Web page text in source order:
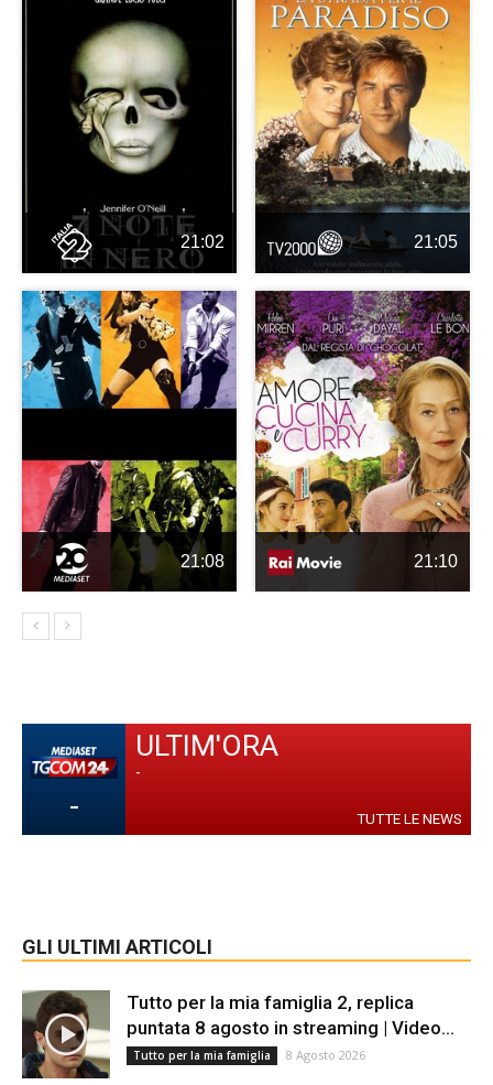
21:02 21:05
21:08 21:10
-
ULTIM'ORA
-
TUTTE LE NEWS
GLI ULTIMI ARTICOLI
Tutto per la mia famiglia 2, replica
puntata 8 agosto in streaming | Video...
Tutto per la mia famiglia 8 Agosto 2026